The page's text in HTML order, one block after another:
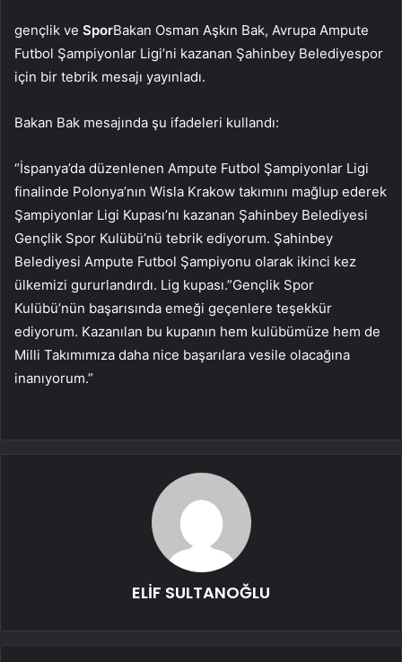
gençlik ve SporBakan Osman Aşkın Bak, Avrupa Ampute
Futbol Şampiyonlar Ligi’ni kazanan Şahinbey Belediyespor
için bir tebrik mesajı yayınladı.
Bakan Bak mesajında ​​şu ifadeleri kullandı:
“İspanya’da düzenlenen Ampute Futbol Şampiyonlar Ligi
finalinde Polonya’nın Wisla Krakow takımını mağlup ederek
Şampiyonlar Ligi Kupası’nı kazanan Şahinbey Belediyesi
Gençlik Spor Kulübü’nü tebrik ediyorum. Şahinbey
Belediyesi Ampute Futbol Şampiyonu olarak ikinci kez
ülkemizi gururlandırdı. Lig kupası.”Gençlik Spor
Kulübü’nün başarısında emeği geçenlere teşekkür
ediyorum. Kazanılan bu kupanın hem kulübümüze hem de
Milli Takımımıza daha nice başarılara vesile olacağına
inanıyorum.”
ELİF SULTANOĞLU